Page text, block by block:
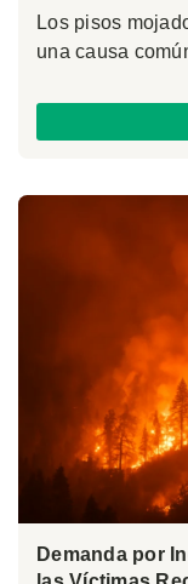
Los pisos
una causa
Demanda por